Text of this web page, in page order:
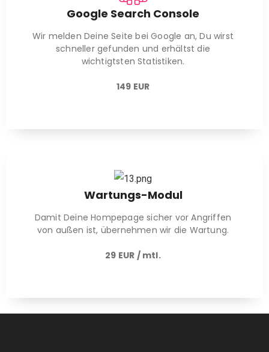
Google Search Console
Wir melden Deine Seite bei Google an, Du wirst
schneller gefunden und erhältst die
wichtigtsten Statistiken.
149 EUR
Wartungs-Modul
Damit Deine Hompepage sicher vor Angriffen
von außen ist, übernehmen wir die Wartung.
29 EUR / mtl.